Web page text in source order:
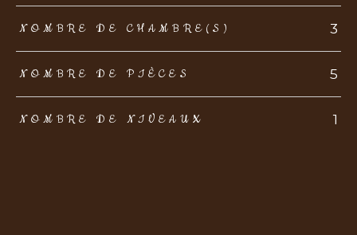
NOMBRE DE CHAMBRE(S) 3
NOMBRE DE PIÈCES 5
NOMBRE DE NIVEAUX 1